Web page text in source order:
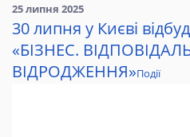
25 липня 2025
30 липня у Києві
«БІЗНЕС.
ВІДРОДЖЕННЯ»Події